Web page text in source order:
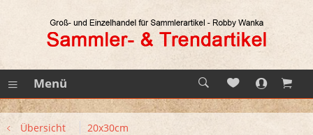
Menü
Übersicht 20x30cm